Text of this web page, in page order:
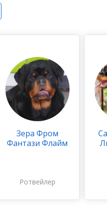
Зера Фром
Фантази Флайм
Ротвейлер